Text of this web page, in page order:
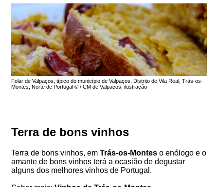
Folar de Valpaços, típico do município de Valpaços, Distrito de Vila Real, Trás-os-
Montes, Norte de Portugal © / CM de Valpaços, ilustração
Terra de bons vinhos
Terra de bons vinhos, em Trás-os-Montes o enólogo e o
amante de bons vinhos terá a ocasião de degustar
alguns dos melhores vinhos de Portugal.